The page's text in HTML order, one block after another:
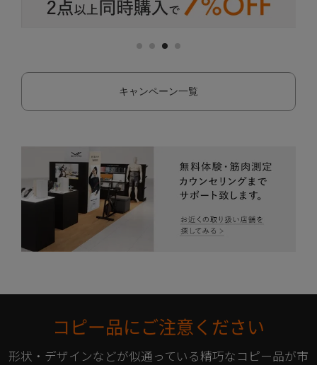
キャンペーン一覧
コピー品にご注意ください
形状・デザインなどが似通っている精巧なコピー品が市